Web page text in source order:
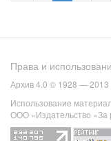
Права и
Архив 4.0 © 1928 —
Использование
ООО «Издательство «За